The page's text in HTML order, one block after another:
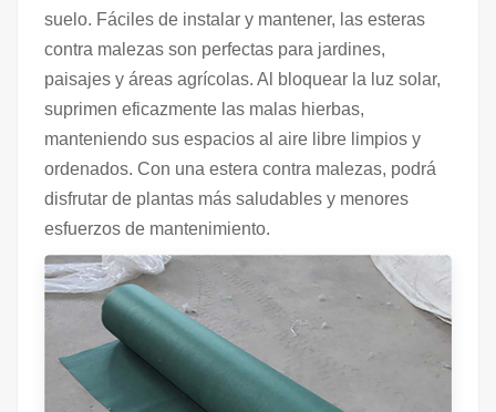
suelo. Fáciles de instalar y mantener, las esteras
contra malezas son perfectas para jardines,
paisajes y áreas agrícolas. Al bloquear la luz solar,
suprimen eficazmente las malas hierbas,
manteniendo sus espacios al aire libre limpios y
ordenados. Con una estera contra malezas, podrá
disfrutar de plantas más saludables y menores
esfuerzos de mantenimiento.